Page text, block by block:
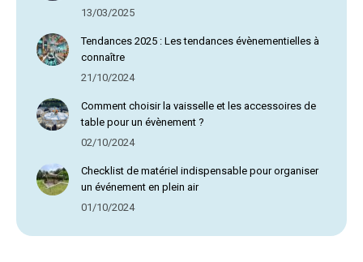
13/03/2025
Tendances 2025 : Les tendances évènementielles à
connaître
21/10/2024
Comment choisir la vaisselle et les accessoires de
table pour un évènement ?
02/10/2024
Checklist de matériel indispensable pour organiser
un événement en plein air
01/10/2024